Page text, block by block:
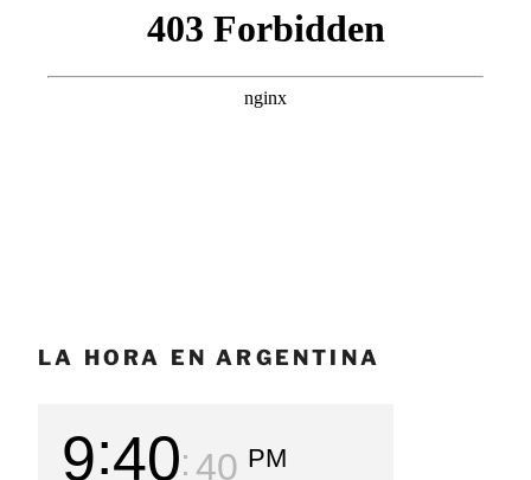
LA HORA EN ARGENTINA
9 40 42 PM